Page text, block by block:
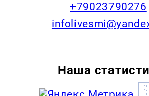
+79023790276
Наша